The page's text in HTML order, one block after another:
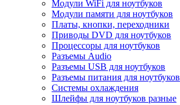
Модули WiFi для ноутбуков
Модули памяти для ноутбуков
Платы, кнопки, переходники
Приводы DVD для ноутбуков
Процессоры для ноутбуков
Разъемы Audio
Разъемы USB для ноутбуков
Разъемы питания для ноутбуков
Системы охлаждения
Шлейфы для ноутбуков разные